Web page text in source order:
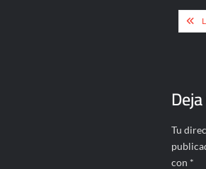
de
Tu
con *